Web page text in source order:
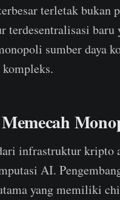
terletak bukan
baru
sumber daya
kompleks.
infrastruktur kripto
AI.
yang memiliki